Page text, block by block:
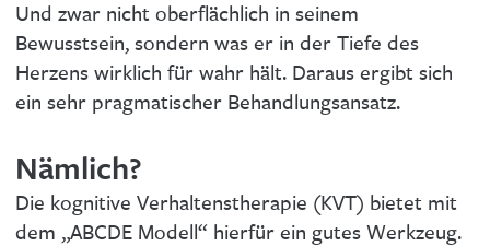
Und zwar nicht oberflächlich in seinem
Bewusstsein, sondern was er in der Tiefe des
Herzens wirklich für wahr hält. Daraus ergibt sich
ein sehr pragmatischer Behandlungsansatz.
Nämlich?
Die kognitive Verhaltenstherapie (KVT) bietet mit
dem „ABCDE Modell“ hierfür ein gutes Werkzeug.